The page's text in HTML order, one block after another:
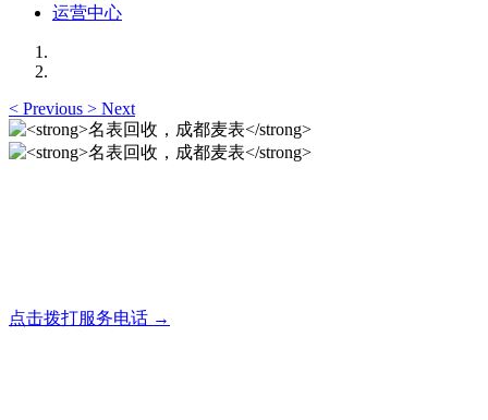
运营中心
< Previous > Next
点击拨打服务电话 →